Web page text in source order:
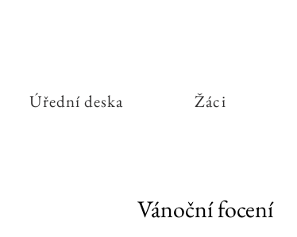
Úřední deska Žáci
Vánoční focení